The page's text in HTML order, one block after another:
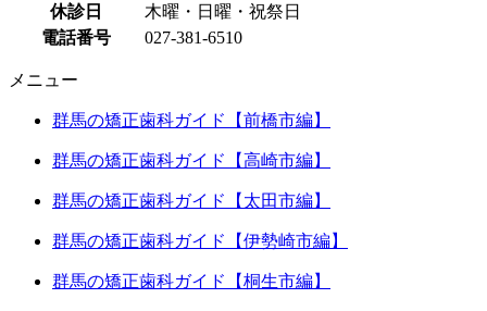
休診日
木曜・日曜・祝祭日
電話番号
027-381-6510
メニュー
群馬の矯正歯科ガイド【前橋市編】
群馬の矯正歯科ガイド【高崎市編】
群馬の矯正歯科ガイド【太田市編】
群馬の矯正歯科ガイド【伊勢崎市編】
群馬の矯正歯科ガイド【桐生市編】